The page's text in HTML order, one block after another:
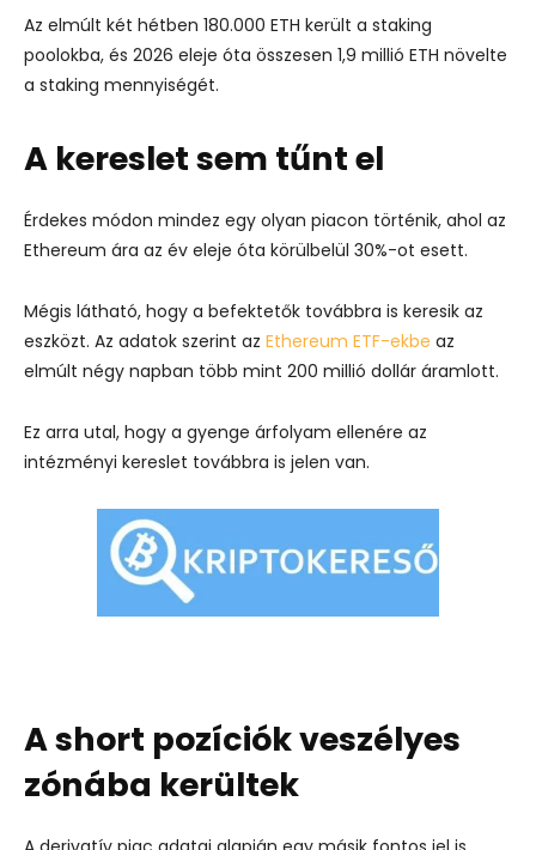
Az elmúlt két hétben 180.000 ETH került a staking
poolokba, és 2026 eleje óta összesen 1,9 millió ETH növelte
a staking mennyiségét.
A kereslet sem tűnt el
Érdekes módon mindez egy olyan piacon történik, ahol az
Ethereum ára az év eleje óta körülbelül 30%-ot esett.
Mégis látható, hogy a befektetők továbbra is keresik az
eszközt. Az adatok szerint az Ethereum ETF-ekbe az
elmúlt négy napban több mint 200 millió dollár áramlott.
Ez arra utal, hogy a gyenge árfolyam ellenére az
intézményi kereslet továbbra is jelen van.
A short pozíciók veszélyes
zónába kerültek